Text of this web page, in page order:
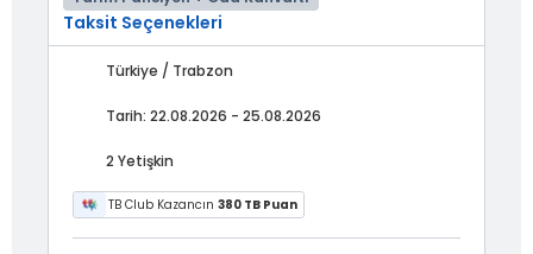
Taksit Seçenekleri
Türkiye / Trabzon
Tarih: 22.08.2026 - 25.08.2026
2 Yetişkin
TB Club Kazancın 380 TB Puan